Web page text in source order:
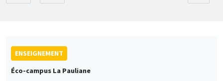
ENSEIGNEMENT
Éco-campus La Pauliane